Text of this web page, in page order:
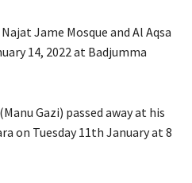
Jame Mosque and Al Aqsa
14, 2022 at Badjumma
Gazi) passed away at his
on Tuesday 11th January at 8